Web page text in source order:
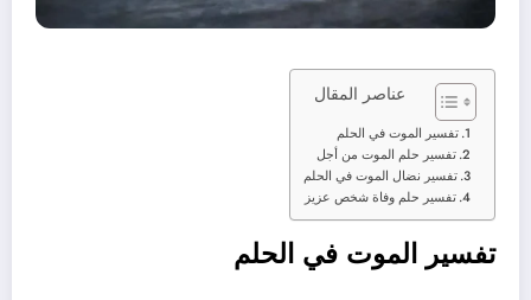
عناصر المقال
تفسير الموت في الحلم
تفسير حلم الموت من أجل
تفسير نضال الموت في الحلم
تفسير حلم وفاة شخص عزيز
تفسير الموت في الحلم